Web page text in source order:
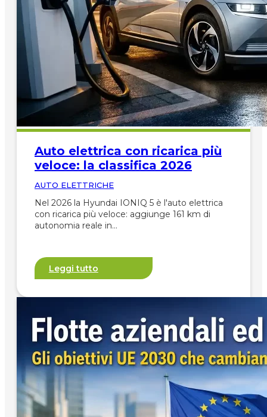
Auto elettrica con ricarica più
veloce: la classifica 2026
AUTO ELETTRICHE
Nel 2026 la Hyundai IONIQ 5 è l'auto elettrica
con ricarica più veloce: aggiunge 161 km di
autonomia reale in…
Leggi tutto